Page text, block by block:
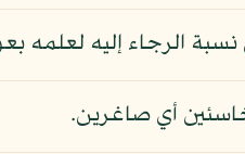
الرجاء إليه لعلمه
أي صاغرين.